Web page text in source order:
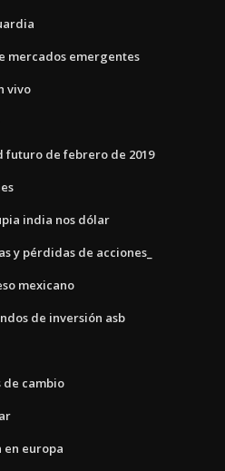
mercados emergentes
vivo
de febrero de 2019
india nos dólar
y pérdidas de acciones_
mexicano
de inversión asb
cambio
en europa